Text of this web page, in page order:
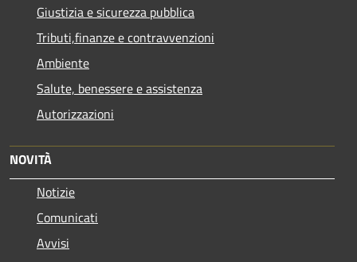
Giustizia e sicurezza pubblica
Tributi,finanze e contravvenzioni
Ambiente
Salute, benessere e assistenza
Autorizzazioni
NOVITÀ
Notizie
Comunicati
Avvisi